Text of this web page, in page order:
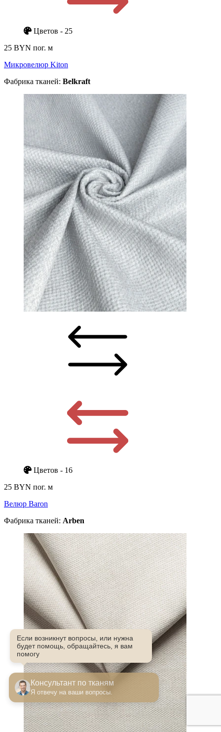
Если возникнут вопросы, или нужна
будет помощь, обращайтесь, я вам
помогу
Консультант по тканям
Я отвечу на ваши вопросы.
Цветов - 25
25 BYN пог. м
Микровелюр Kiton
Фабрика тканей: Belkraft
Цветов - 16
25 BYN пог. м
Велюр Baron
Фабрика тканей: Arben